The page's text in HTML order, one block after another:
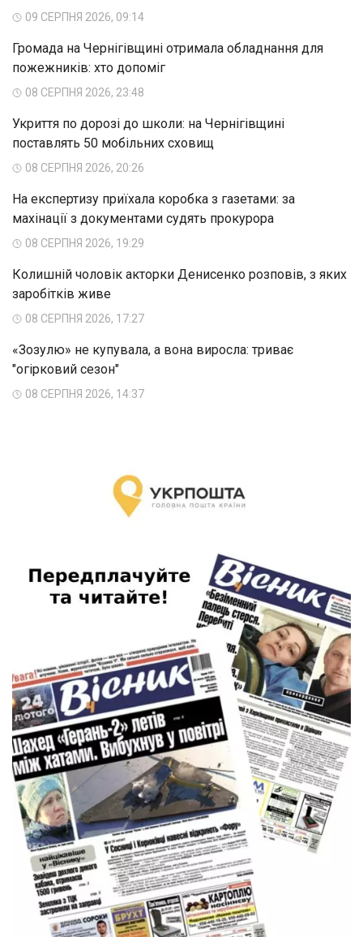
09 СЕРПНЯ 2026, 09:14
Громада на Чернігівщині отримала обладнання для
пожежників: хто допоміг
08 СЕРПНЯ 2026, 23:48
Укриття по дорозі до школи: на Чернігівщині
поставлять 50 мобільних сховищ
08 СЕРПНЯ 2026, 20:26
На експертизу приїхала коробка з газетами: за
махінації з документами судять прокурора
08 СЕРПНЯ 2026, 19:29
Колишній чоловік акторки Денисенко розповів, з яких
заробітків живе
08 СЕРПНЯ 2026, 17:27
«Зозулю» не купувала, а вона виросла: триває
"огірковий сезон"
08 СЕРПНЯ 2026, 14:37